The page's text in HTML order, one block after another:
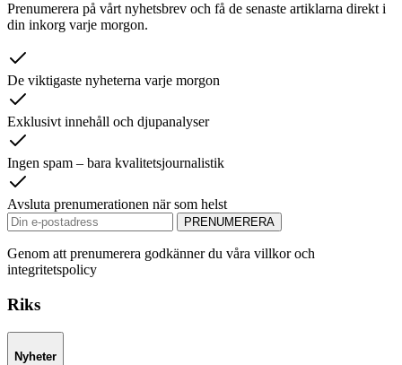
Prenumerera på vårt nyhetsbrev och få de senaste artiklarna direkt i
din inkorg varje morgon.
De viktigaste nyheterna varje morgon
Exklusivt innehåll och djupanalyser
Ingen spam – bara kvalitetsjournalistik
Avsluta prenumerationen när som helst
PRENUMERERA
Genom att prenumerera godkänner du våra villkor och
integritetspolicy
Riks
Nyheter